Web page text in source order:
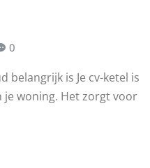
0
belangrijk is Je cv-ketel is
je woning. Het zorgt voor